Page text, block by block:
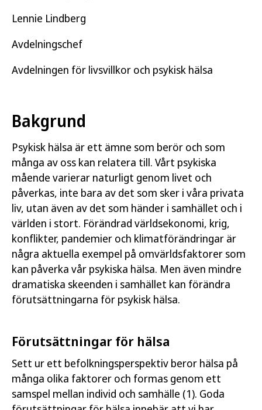
Lennie Lindberg
Avdelningschef
Avdelningen för livsvillkor och psykisk hälsa
Bakgrund
Psykisk hälsa är ett ämne som berör och som
många av oss kan relatera till. Vårt psykiska
mående varierar naturligt genom livet och
påverkas, inte bara av det som sker i våra privata
liv, utan även av det som händer i samhället och i
världen i stort. Förändrad världsekonomi, krig,
konflikter, pandemier och klimatförändringar är
några aktuella exempel på omvärldsfaktorer som
kan påverka vår psykiska hälsa. Men även mindre
dramatiska skeenden i samhället kan förändra
förutsättningarna för psykisk hälsa.
Förutsättningar för hälsa
Sett ur ett befolkningsperspektiv beror hälsa på
många olika faktorer och formas genom ett
samspel mellan individ och samhälle (1). Goda